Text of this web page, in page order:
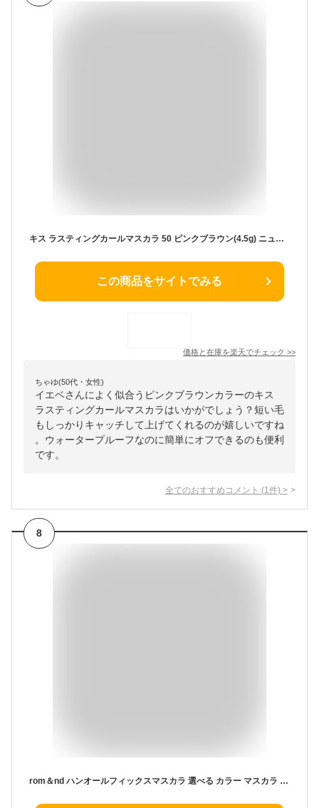
キス ラスティングカールマスカラ 50 ピンクブラウン(4.5g) ニュアンスカラーマスカラ 耐久カール お湯+洗顔料オフ ウォータープルーフ
この商品をサイトでみる
価格と在庫を楽天でチェック >>
ちゃゆ(50代・女性)
イエベさんによく似合うピンクブラウンカラーのキス
ラスティングカールマスカラはいかがでしょう？短い毛
もしっかりキャッチして上げてくれるのが嬉しいですね
。ウォータープルーフなのに簡単にオフできるのも便利
です。
全てのおすすめコメント (1 件) >
8
rom＆nd ハンオールフィックスマスカラ 選べる カラー マスカラ ウォータープルーフ ロング ボリューム アップ まつげ ロングマスカラ ブラック 黒 ブラウン アッシュ カールキープ HAN ALL FIX MASCARA ロムアンド ROM&ND 韓国 メイク 韓国コスメ コスメ ポイントメイク